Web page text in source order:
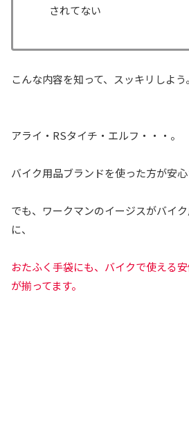
されてない
こんな内容を知って、スッキリしよう。
アライ・RSタイチ・エルフ・・・。
バイク用品ブランドを使った方が安心
でも、ワークマンのイージスがバイ
に、
おたふく手袋にも、バイクで使える
が揃ってます。